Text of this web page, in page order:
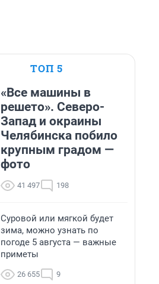
ТОП 5
«Все машины в
решето». Северо-
Запад и окраины
Челябинска побило
крупным градом —
фото
41 497 198
Суровой или мягкой будет
зима, можно узнать по
погоде 5 августа — важные
приметы
26 655 9